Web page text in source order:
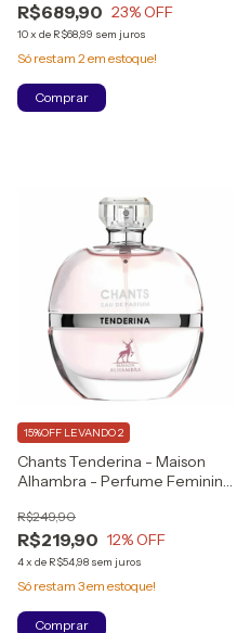
R$689,90 23% OFF
10x de R$68,99 sem juros
Só restam 2em estoque!
Comprar
Chants Tenderina - Maison
Alhambra - Perfume Feminino
(LACRADO)
R$219,90
R$249,90
12% OFF
4x de R$54,98 sem juros
15%OFF LEVANDO 2
Só restam 3em estoque!